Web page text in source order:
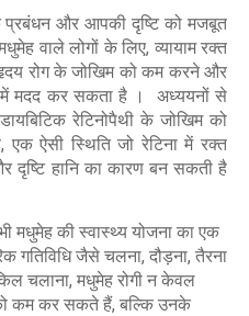
प्रबंधन और आपकी दृष्टि को मजबूत
वाले लोगों के लिए, व्यायाम रक्त
रोग के जोखिम को कम करने और
में मदद कर सकता है । अध्ययनों से
रेटिनोपैथी के जोखिम को
ऐसी स्थिति जो रेटिना में रक्त
दृष्टि हानि का कारण बन सकती है
मधुमेह की स्वास्थ्य योजना का एक
गतिविधि जैसे चलना, दौड़ना, तैरना
चलाना, मधुमेह रोगी न केवल
कम कर सकते हैं, बल्कि उनके